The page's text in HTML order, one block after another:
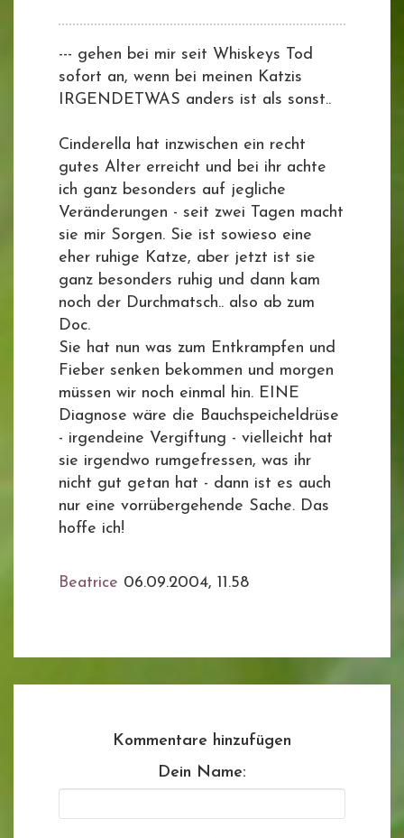
--- gehen bei mir seit Whiskeys Tod
sofort an, wenn bei meinen Katzis
IRGENDETWAS anders ist als sonst..
Cinderella hat inzwischen ein recht
gutes Alter erreicht und bei ihr achte
ich ganz besonders auf jegliche
Veränderungen - seit zwei Tagen macht
sie mir Sorgen. Sie ist sowieso eine
eher ruhige Katze, aber jetzt ist sie
ganz besonders ruhig und dann kam
noch der Durchmatsch.. also ab zum
Doc.
Sie hat nun was zum Entkrampfen und
Fieber senken bekommen und morgen
müssen wir noch einmal hin. EINE
Diagnose wäre die Bauchspeicheldrüse
- irgendeine Vergiftung - vielleicht hat
sie irgendwo rumgefressen, was ihr
nicht gut getan hat - dann ist es auch
nur eine vorrübergehende Sache. Das
hoffe ich!
Beatrice 06.09.2004, 11.58
Kommentare hinzufügen
Dein Name: